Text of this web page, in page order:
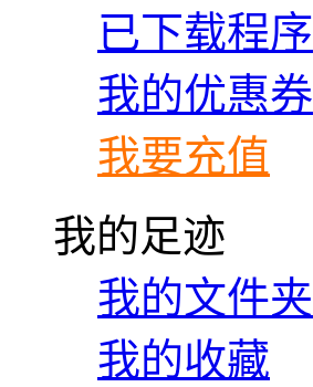
已下载程序
我的优惠券
我要充值
我的足迹
我的文件夹
我的收藏